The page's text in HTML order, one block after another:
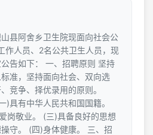
县阿舍乡卫生院现面向社会公
作人员、2名公共卫生人员，现
告如下： 一、招聘原则 坚持
准，坚持面向社会、双向选
竞争、择优录用的原则。
)具有中华人民共和国国籍。
岗敬业。 (三)具备良好的思想
守。 (四)身体健康。 三、招